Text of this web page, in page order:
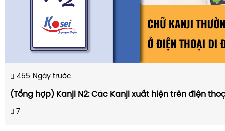
455 Ngày trước
(Tổng hợp) Kanji N2: Các Kanji xuất hiện trên điện
7